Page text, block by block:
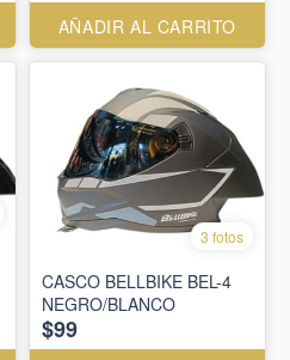
AÑADIR AL CARRITO
3 fotos
CASCO BELLBIKE BEL-4
NEGRO/BLANCO
$99